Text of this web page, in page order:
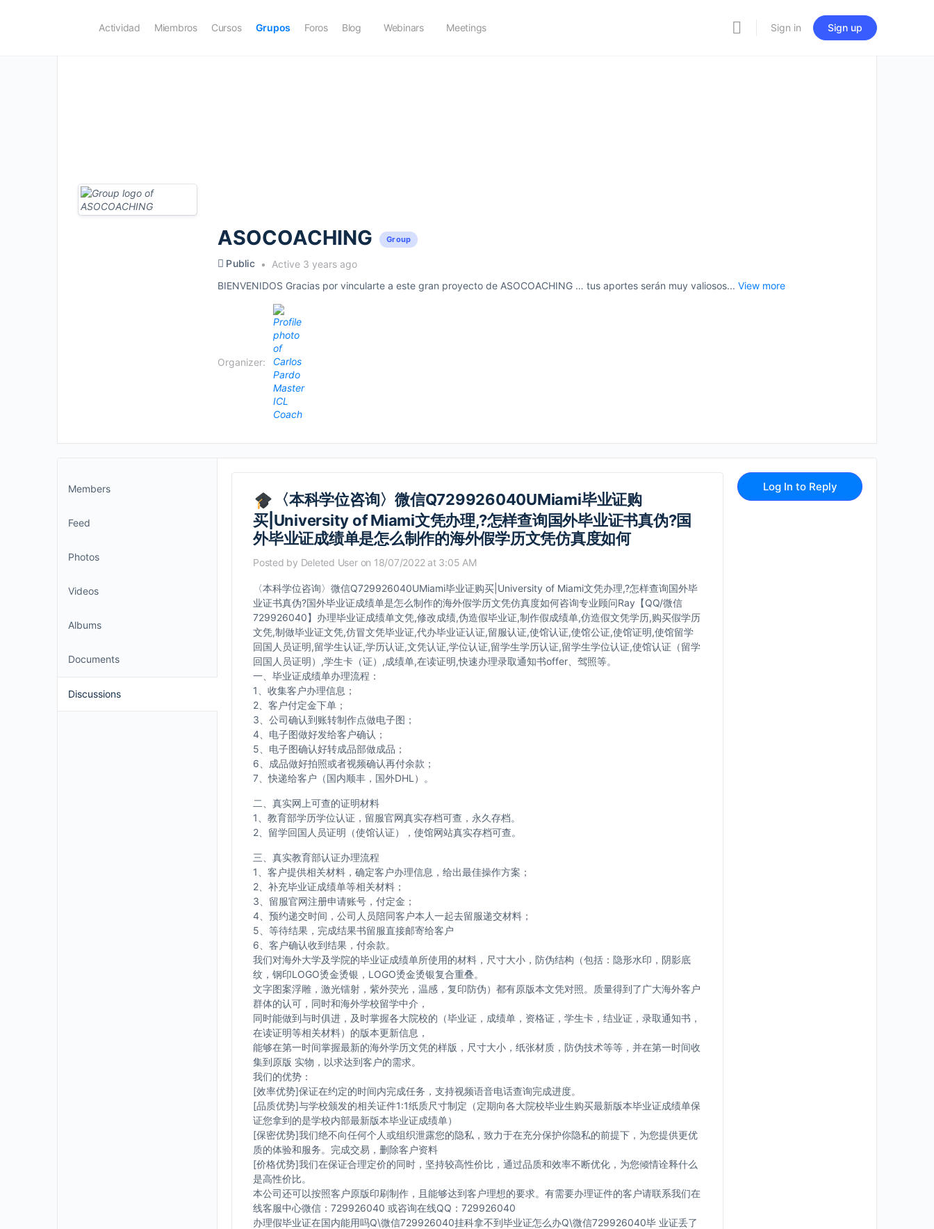
Actividad Miembros Cursos Grupos Foros Blog Webinars Meetings Sign in Sign up
ASOCOACHING Group
Public
Active 3 years ago
BIENVENIDOS Gracias por vincularte a este gran proyecto de ASOCOACHING … tus aportes serán muy valiosos... View more
Organizer:
Members
Feed
Photos
Videos
Albums
Documents
Discussions
〈本科学位咨询〉微信Q729926040UMiami毕业证购
买|University of Miami文凭办理,?怎样查询国外毕业证书真伪?国
外毕业证成绩单是怎么制作的海外假学历文凭仿真度如何
Posted by Deleted User on 18/07/2022 at 3:05 AM
〈本科学位咨询〉微信Q729926040UMiami毕业证购买|University of Miami文凭办理,?怎样查询国外毕
业证书真伪?国外毕业证成绩单是怎么制作的海外假学历文凭仿真度如何咨询专业顾问Ray【QQ/微信
729926040】办理毕业证成绩单文凭,修改成绩,伪造假毕业证,制作假成绩单,仿造假文凭学历,购买假学历
文凭,制做毕业证文凭,仿冒文凭毕业证,代办毕业证认证,留服认证,使馆认证,使馆公证,使馆证明,使馆留学
回国人员证明,留学生认证,学历认证,文凭认证,学位认证,留学生学历认证,留学生学位认证,使馆认证（留学
回国人员证明）,学生卡（证）,成绩单,在读证明,快速办理录取通知书offer、驾照等。
一、毕业证成绩单办理流程：
1、收集客户办理信息；
2、客户付定金下单；
3、公司确认到账转制作点做电子图；
4、电子图做好发给客户确认；
5、电子图确认好转成品部做成品；
6、成品做好拍照或者视频确认再付余款；
7、快递给客户（国内顺丰，国外DHL）。
二、真实网上可查的证明材料
1、教育部学历学位认证，留服官网真实存档可查，永久存档。
2、留学回国人员证明（使馆认证），使馆网站真实存档可查。
三、真实教育部认证办理流程
1、客户提供相关材料，确定客户办理信息，给出最佳操作方案；
2、补充毕业证成绩单等相关材料；
3、留服官网注册申请账号，付定金；
4、预约递交时间，公司人员陪同客户本人一起去留服递交材料；
5、等待结果，完成结果书留服直接邮寄给客户
6、客户确认收到结果，付余款。
我们对海外大学及学院的毕业证成绩单所使用的材料，尺寸大小，防伪结构（包括：隐形水印，阴影底
纹，钢印LOGO烫金烫银，LOGO烫金烫银复合重叠。
文字图案浮雕，激光镭射，紫外荧光，温感，复印防伪）都有原版本文凭对照。质量得到了广大海外客户
群体的认可，同时和海外学校留学中介，
同时能做到与时俱进，及时掌握各大院校的（毕业证，成绩单，资格证，学生卡，结业证，录取通知书，
在读证明等相关材料）的版本更新信息，
能够在第一时间掌握最新的海外学历文凭的样版，尺寸大小，纸张材质，防伪技术等等，并在第一时间收
集到原版 实物，以求达到客户的需求。
我们的优势：
[效率优势]保证在约定的时间内完成任务，支持视频语音电话查询完成进度。
[品质优势]与学校颁发的相关证件1:1纸质尺寸制定（定期向各大院校毕业生购买最新版本毕业证成绩单保
证您拿到的是学校内部最新版本毕业证成绩单）
[保密优势]我们绝不向任何个人或组织泄露您的隐私，致力于在充分保护你隐私的前提下，为您提供更优
质的体验和服务。完成交易，删除客户资料
[价格优势]我们在保证合理定价的同时，坚持较高性价比，通过品质和效率不断优化，为您倾情诠释什么
是高性价比。
本公司还可以按照客户原版印刷制作，且能够达到客户理想的要求。有需要办理证件的客户请联系我们在
线客服中心微信：729926040 或咨询在线QQ：729926040
办理假毕业证在国内能用吗Q\微信729926040挂科拿不到毕业证怎么办Q\微信729926040毕 业证丢了
Log In to Reply